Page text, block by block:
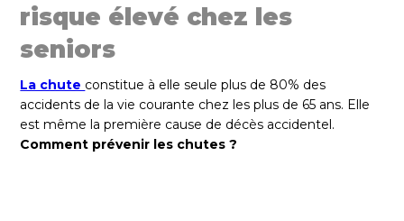
risque élevé chez les
seniors
La chute constitue à elle seule plus de 80% des
accidents de la vie courante chez les plus de 65 ans. Elle
est même la première cause de décès accidentel.
Comment prévenir les chutes ?